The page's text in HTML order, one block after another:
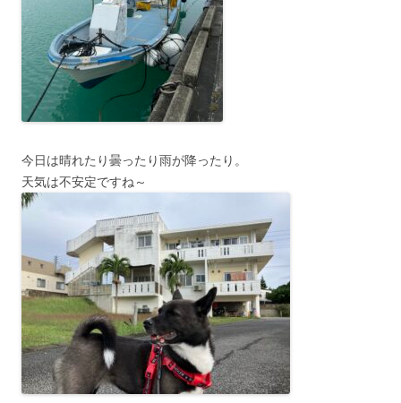
今日は晴れたり曇ったり雨が降ったり。
天気は不安定ですね～